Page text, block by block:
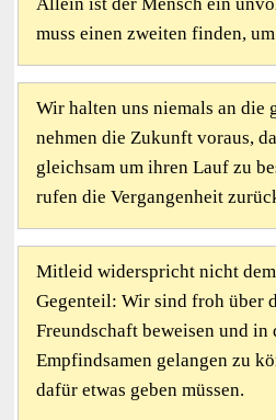
muss einen zweiten finden,
Wir halten uns niemals an die
nehmen die Zukunft voraus,
gleichsam um ihren Lauf zu
rufen die Vergangenheit
Mitleid widerspricht nicht
Gegenteil: Wir sind froh über
Freundschaft beweisen und in
Empfindsamen gelangen zu
dafür etwas geben müssen.